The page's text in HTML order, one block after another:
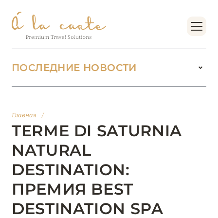
Главная /
TERME DI SATURNIA
NATURAL
DESTINATION:
ПРЕМИЯ BEST
DESTINATION SPA
ПОСЛЕДНИЕ НОВОСТИ
БУТИК-КУРОРТЫ МАЛЬДИВСКИХ ОСТРОВОВ
01 июня 2026
JUMEIRAH OLHAHALI ISLAND MALDIVES: ВАШ
ОАЗИС ТЕПЛА И ИЗЫСКАННОСТИ